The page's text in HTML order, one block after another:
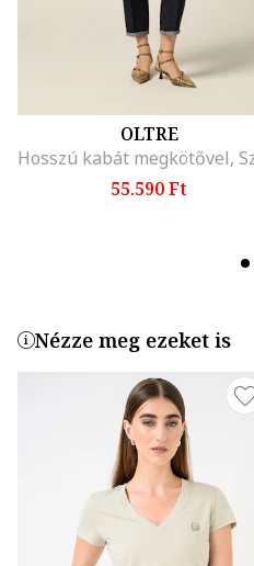
OLTRE
55.590 Ft
Nézze meg ezeket is